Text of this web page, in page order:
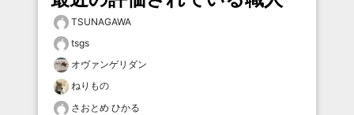
TSUNAGAWA
tsgs
オヴァンゲリダン
ねりもの
さおとめ ひかる